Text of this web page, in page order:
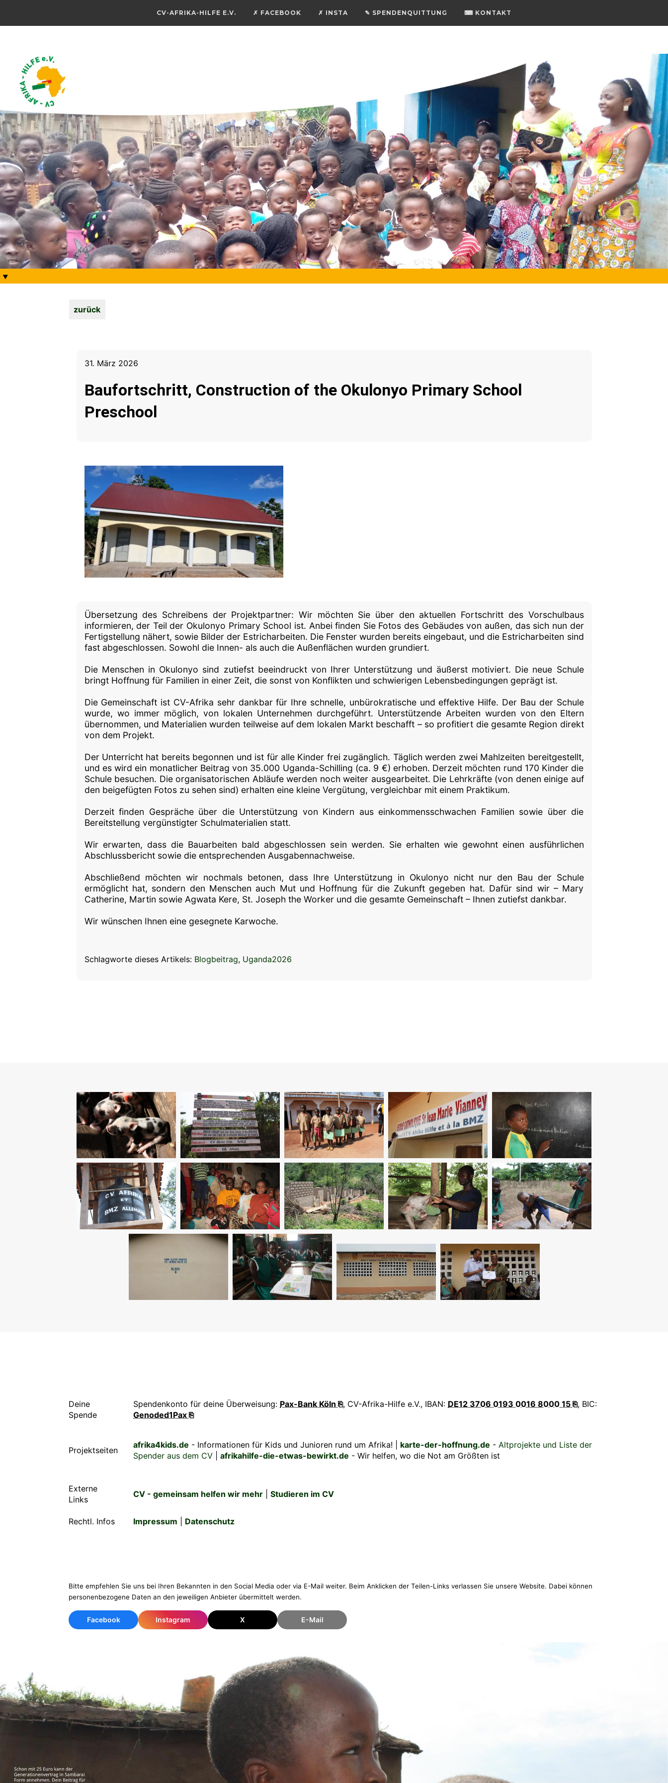
CV-AFRIKA-HILFE E.V. ✗ FACEBOOK ✗ INSTA ✎ SPENDENQUITTUNG ⌨ KONTAKT
⯆
zurück
31. März 2026
Baufortschritt, Construction of the Okulonyo Primary School
Preschool
Übersetzung des Schreibens der Projektpartner: Wir möchten Sie über den aktuellen Fortschritt des Vorschulbaus
informieren, der Teil der Okulonyo Primary School ist. Anbei finden Sie Fotos des Gebäudes von außen, das sich nun der
Fertigstellung nähert, sowie Bilder der Estricharbeiten. Die Fenster wurden bereits eingebaut, und die Estricharbeiten sind
fast abgeschlossen. Sowohl die Innen- als auch die Außenflächen wurden grundiert.
Die Menschen in Okulonyo sind zutiefst beeindruckt von Ihrer Unterstützung und äußerst motiviert. Die neue Schule
bringt Hoffnung für Familien in einer Zeit, die sonst von Konflikten und schwierigen Lebensbedingungen geprägt ist.
Die Gemeinschaft ist CV-Afrika sehr dankbar für Ihre schnelle, unbürokratische und effektive Hilfe. Der Bau der Schule
wurde, wo immer möglich, von lokalen Unternehmen durchgeführt. Unterstützende Arbeiten wurden von den Eltern
übernommen, und Materialien wurden teilweise auf dem lokalen Markt beschafft – so profitiert die gesamte Region direkt
von dem Projekt.
Der Unterricht hat bereits begonnen und ist für alle Kinder frei zugänglich. Täglich werden zwei Mahlzeiten bereitgestellt,
und es wird ein monatlicher Beitrag von 35.000 Uganda-Schilling (ca. 9 €) erhoben. Derzeit möchten rund 170 Kinder die
Schule besuchen. Die organisatorischen Abläufe werden noch weiter ausgearbeitet. Die Lehrkräfte (von denen einige auf
den beigefügten Fotos zu sehen sind) erhalten eine kleine Vergütung, vergleichbar mit einem Praktikum.
Derzeit finden Gespräche über die Unterstützung von Kindern aus einkommensschwachen Familien sowie über die
Bereitstellung vergünstigter Schulmaterialien statt.
Wir erwarten, dass die Bauarbeiten bald abgeschlossen sein werden. Sie erhalten wie gewohnt einen ausführlichen
Abschlussbericht sowie die entsprechenden Ausgabennachweise.
Abschließend möchten wir nochmals betonen, dass Ihre Unterstützung in Okulonyo nicht nur den Bau der Schule
ermöglicht hat, sondern den Menschen auch Mut und Hoffnung für die Zukunft gegeben hat. Dafür sind wir – Mary
Catherine, Martin sowie Agwata Kere, St. Joseph the Worker und die gesamte Gemeinschaft – Ihnen zutiefst dankbar.
Wir wünschen Ihnen eine gesegnete Karwoche.
Schlagworte dieses Artikels: Blogbeitrag, Uganda2026
Deine
Spende
Spendenkonto für deine Überweisung: Pax-Bank Köln ⎘, CV-Afrika-Hilfe e.V., IBAN: DE12 3706 0193 0016 8000 15 ⎘, BIC:
Genoded1Pax ⎘
Projektseiten
afrika4kids.de - Informationen für Kids und Junioren rund um Afrika! | karte-der-hoffnung.de - Altprojekte und Liste der
Spender aus dem CV
afrikahilfe-die-etwas-bewirkt.de - Wir helfen, wo die Not am Größten ist
Externe
Links
CV - gemeinsam helfen wir mehr Studieren im CV
Rechtl. Infos Impressum Datenschutz
Bitte empfehlen Sie uns bei Ihren Bekannten in den Social Media oder via E-Mail weiter. Beim Anklicken der Teilen-Links verlassen Sie unsere Website. Dabei können
personenbezogene Daten an den jeweiligen Anbieter übermittelt werden.
Facebook Instagram X E-Mail